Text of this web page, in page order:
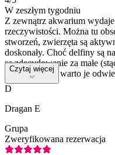
W zeszłym tygodniu
Z zewnątrz akwarium
rzeczywistości. Można tu
stworzeń, zwierzęta są
doskonały. Choć delfiny są
są zdecydowanie za małe
zdecydowanie warto je
Czytaj więcej
D
Dragan E
Grupa
Zweryfikowana rezerwacja